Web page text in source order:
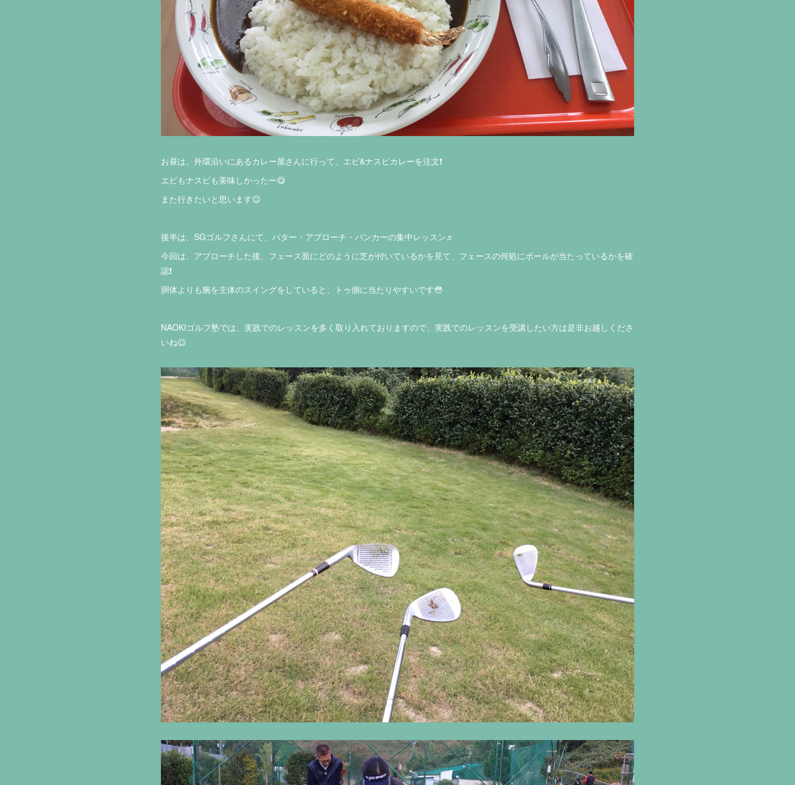
お昼は、外環沿いにあるカレー屋さんに行って、エビ&ナスビカレーを注文❗️
エビもナスビも美味しかったー😋
また行きたいと思います😉
後半は、SGゴルフさんにて、パター・アプローチ・バンカーの集中レッスン♬
今回は、アプローチした後、フェース面にどのように芝が付いているかを見て、フェースの何処にボールが当たっているかを確
認❗️
胴体よりも腕を主体のスイングをしていると、トゥ側に当たりやすいです😳
NAOKIゴルフ塾では、実践でのレッスンを多く取り入れておりますので、実践でのレッスンを受講したい方は是非お越しくださ
いね😉